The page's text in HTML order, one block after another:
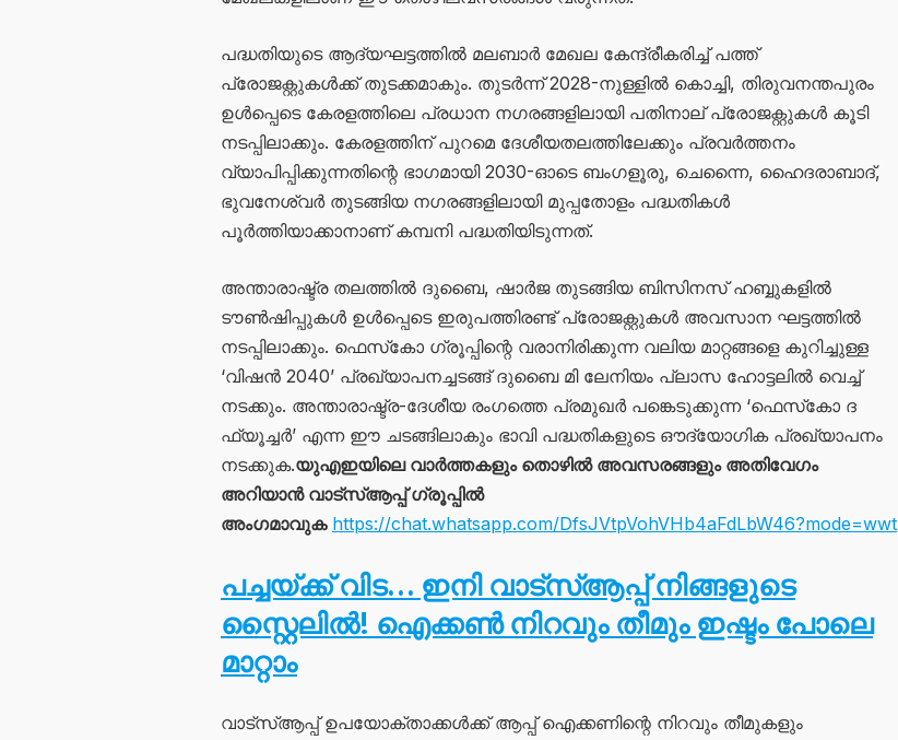
പദ്ധതിയുടെ ആദ്യഘട്ടത്തിൽ മലബാർ മേഖല കേന്ദ്രീകരിച്ച് പത്ത്
പ്രോജക്റ്റുകൾക്ക് തുടക്കമാകും. തുടർന്ന് 2028-നുള്ളിൽ കൊച്ചി, തിരുവനന്തപുരം
ഉൾപ്പെടെ കേരളത്തിലെ പ്രധാന നഗരങ്ങളിലായി പതിനാല് പ്രോജക്റ്റുകൾ കൂടി
നടപ്പിലാക്കും. കേരളത്തിന് പുറമെ ദേശീയതലത്തിലേക്കും പ്രവർത്തനം
വ്യാപിപ്പിക്കുന്നതിന്റെ ഭാഗമായി 2030-ഓടെ ബംഗളൂരു, ചെന്നൈ, ഹൈദരാബാദ്,
ഭുവനേശ്വർ തുടങ്ങിയ നഗരങ്ങളിലായി മുപ്പതോളം പദ്ധതികൾ
പൂർത്തിയാക്കാനാണ് കമ്പനി പദ്ധതിയിടുന്നത്.
അന്താരാഷ്ട്ര തലത്തിൽ ദുബൈ, ഷാർജ തുടങ്ങിയ ബിസിനസ് ഹബ്ബുകളിൽ
ടൗൺഷിപ്പുകൾ ഉൾപ്പെടെ ഇരുപത്തിരണ്ട് പ്രോജക്റ്റുകൾ അവസാന ഘട്ടത്തിൽ
നടപ്പിലാക്കും. ഫെസ്‌കോ ഗ്രൂപ്പിന്റെ വരാനിരിക്കുന്ന വലിയ മാറ്റങ്ങളെ കുറിച്ചുള്ള
‘വിഷൻ 2040’ പ്രഖ്യാപനച്ചടങ്ങ് ദുബൈ മി ലേനിയം പ്ലാസ ഹോട്ടലിൽ വെച്ച്
നടക്കും. അന്താരാഷ്ട്ര-ദേശീയ രംഗത്തെ പ്രമുഖർ പങ്കെടുക്കുന്ന ‘ഫെസ്‌കോ ദ
ഫ്യൂച്ചർ’ എന്ന ഈ ചടങ്ങിലാകും ഭാവി പദ്ധതികളുടെ ഔദ്യോഗിക പ്രഖ്യാപനം
നടക്കുക.യുഎഇയിലെ വാർത്തകളും തൊഴിൽ അവസരങ്ങളും അതിവേഗം
അറിയാൻ വാട്സ്ആപ്പ് ഗ്രൂപ്പിൽ
അംഗമാവുക https://chat.whatsapp.com/DfsJVtpVohVHb4aFdLbW46?mode=wwt
പച്ചയ്ക്ക് വിട… ഇനി വാട്‌സ്ആപ്പ് നിങ്ങളുടെ
സ്റ്റൈലിൽ! ഐക്കൺ നിറവും തീമും ഇഷ്ടം പോലെ
മാറ്റാം
വാട്സ്ആപ്പ് ഉപയോക്താക്കൾക്ക് ആപ്പ് ഐക്കണിന്റെ നിറവും തീമുകളും